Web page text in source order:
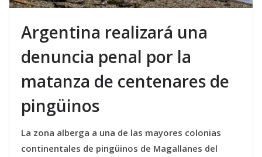
Argentina realizará una
denuncia penal por la
matanza de centenares de
pingüinos
La zona alberga a una de las mayores colonias
continentales de pingüinos de Magallanes del